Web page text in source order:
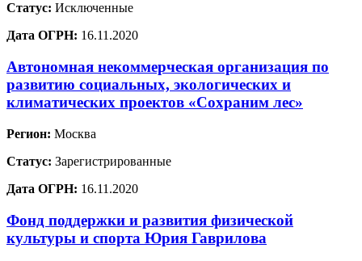
Статус: Исключенные
Дата ОГРН: 16.11.2020
Автономная некоммерческая организация по
развитию социальных, экологических и
климатических проектов «Сохраним лес»
Регион: Москва
Статус: Зарегистрированные
Дата ОГРН: 16.11.2020
Фонд поддержки и развития физической
культуры и спорта Юрия Гаврилова